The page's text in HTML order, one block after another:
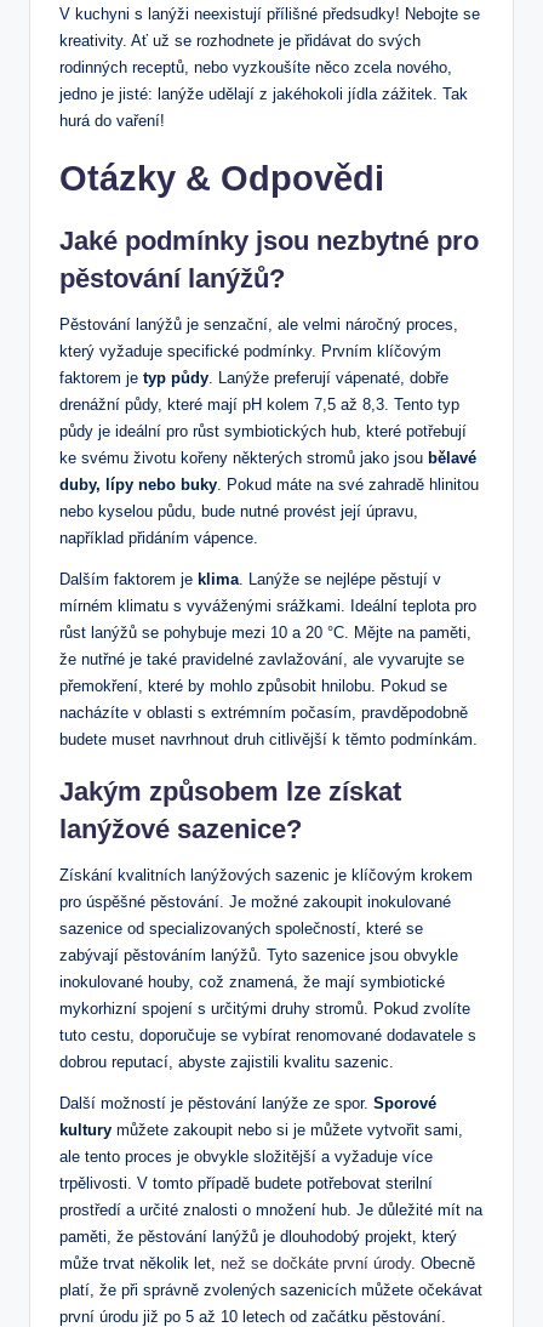
V kuchyni s lanýži neexistují přílišné předsudky! Nebojte se
kreativity. Ať už se rozhodnete je přidávat do svých
rodinných receptů, nebo vyzkoušíte něco zcela nového,
jedno je jisté: lanýže udělají z jakéhokoli jídla zážitek. Tak
hurá do vaření!
Otázky & Odpovědi
Jaké podmínky jsou nezbytné pro
pěstování lanýžů?
Pěstování lanýžů je senzační, ale velmi náročný proces,
který vyžaduje specifické podmínky. Prvním klíčovým
faktorem je typ půdy . Lanýže preferují vápenaté, dobře
drenážní půdy, které mají pH kolem 7,5 až 8,3. Tento typ
půdy je ideální pro růst symbiotických hub, které potřebují
ke svému životu kořeny některých stromů jako jsou bělavé
duby, lípy nebo buky . Pokud máte na své zahradě hlinitou
nebo kyselou půdu, bude nutné provést její úpravu,
například přidáním vápence.
Dalším faktorem je klima . Lanýže se nejlépe pěstují v
mírném klimatu s vyváženými srážkami. Ideální teplota pro
růst lanýžů se pohybuje mezi 10 a 20 °C. Mějte na paměti,
že nutřné je také pravidelné zavlažování, ale vyvarujte se
přemokření, které by mohlo způsobit hnilobu. Pokud se
nacházíte v oblasti s extrémním počasím, pravděpodobně
budete muset navrhnout druh citlivější k těmto podmínkám.
Jakým způsobem lze získat
lanýžové sazenice?
Získání kvalitních lanýžových sazenic je klíčovým krokem
pro úspěšné pěstování. Je možné zakoupit inokulované
sazenice od specializovaných společností, které se
zabývají pěstováním lanýžů. Tyto sazenice jsou obvykle
inokulované houby, což znamená, že mají symbiotické
mykorhizní spojení s určitými druhy stromů. Pokud zvolíte
tuto cestu, doporučuje se vybírat renomované dodavatele s
dobrou reputací, abyste zajistili kvalitu sazenic.
Další možností je pěstování lanýže ze spor. Sporové
kultury můžete zakoupit nebo si je můžete vytvořit sami,
ale tento proces je obvykle složitější a vyžaduje více
trpělivosti. V tomto případě budete potřebovat sterilní
prostředí a určité znalosti o množení hub. Je důležité mít na
paměti, že pěstování lanýžů je dlouhodobý projekt, který
může trvat několik let, než se dočkáte první úrody. Obecně
platí, že při správně zvolených sazenicích můžete očekávat
první úrodu již po 5 až 10 letech od začátku pěstování.